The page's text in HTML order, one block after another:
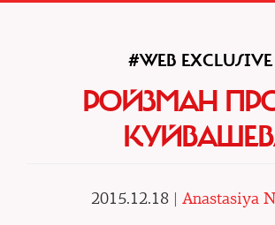
#WEB EXCLUSIVE
РОЙЗМАН
2015.12.18 | Anastasiya